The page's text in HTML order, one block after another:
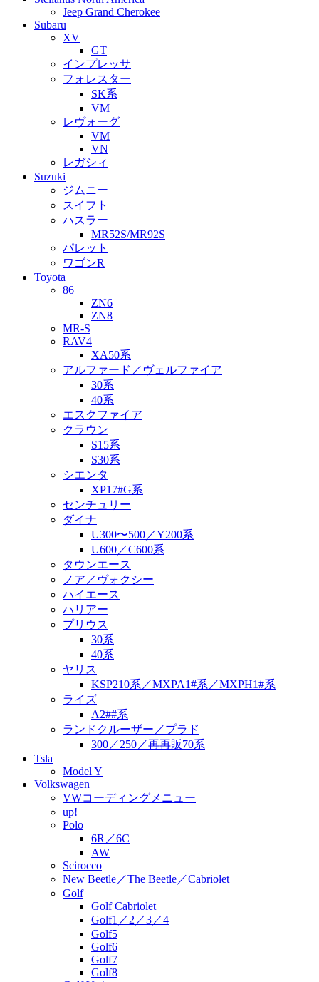
Jeep Grand Cherokee
Subaru
XV
GT
インプレッサ
フォレスター
SK系
VM
レヴォーグ
VM
VN
レガシィ
Suzuki
ジムニー
スイフト
ハスラー
MR52S/MR92S
パレット
ワゴンR
Toyota
86
ZN6
ZN8
MR-S
RAV4
XA50系
アルファード／ヴェルファイア
30系
40系
エスクファイア
クラウン
S15系
S30系
シエンタ
XP17#G系
センチュリー
ダイナ
U300〜500／Y200系
U600／C600系
タウンエース
ノア／ヴォクシー
ハイエース
ハリアー
プリウス
30系
40系
ヤリス
KSP210系／MXPA1#系／MXPH1#系
ライズ
A2##系
ランドクルーザー／プラド
300／250／再再販70系
Tsla
Model Y
Volkswagen
VWコーディングメニュー
up!
Polo
6R／6C
AW
Scirocco
New Beetle／The Beetle／Cabriolet
Golf
Golf Cabriolet
Golf1／2／3／4
Golf5
Golf6
Golf7
Golf8